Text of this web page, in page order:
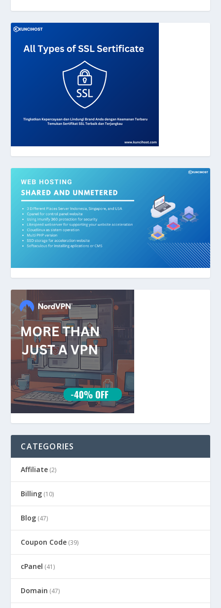
CATEGORIES
Affiliate (2)
Billing (10)
Blog (47)
Coupon Code (39)
cPanel (41)
Domain (47)